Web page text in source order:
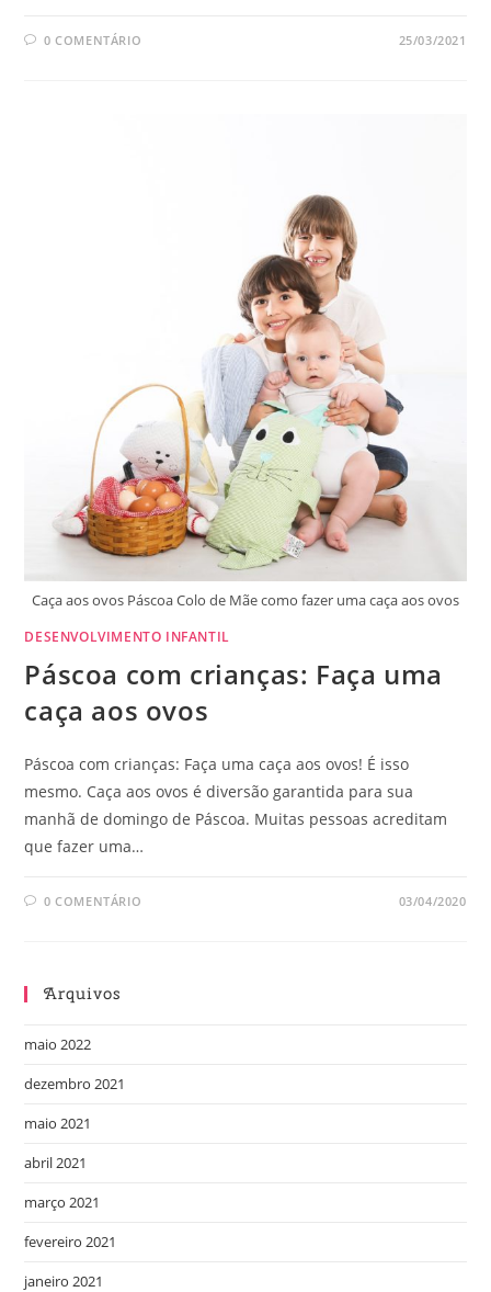
0 COMENTÁRIO 25/03/2021
Caça aos ovos Páscoa Colo de Mãe como fazer uma caça aos ovos
DESENVOLVIMENTO INFANTIL
Páscoa com crianças: Faça uma
caça aos ovos
Páscoa com crianças: Faça uma caça aos ovos! É isso
mesmo. Caça aos ovos é diversão garantida para sua
manhã de domingo de Páscoa. Muitas pessoas acreditam
que fazer uma…
0 COMENTÁRIO 03/04/2020
Arquivos
maio 2022
dezembro 2021
maio 2021
abril 2021
março 2021
fevereiro 2021
janeiro 2021